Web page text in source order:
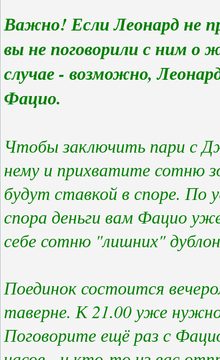
Важно! Если Леонард не
вы не поговорили с ним о
случае - возможно,
Фацио.
Чтобы заключить пари с
нему и прихватите сотню
будут ставкой в споре. По
спора деньги вам Фацио
себе сотню "лишних"
Поединок состоится
таверне. К 21.00 уже
Поговорите ещё раз с